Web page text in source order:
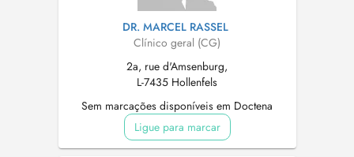
DR. MARCEL RASSEL
Clínico geral (CG)
2a, rue d'Amsenburg,
L-7435 Hollenfels
Sem marcações disponíveis em Doctena
Ligue para marcar